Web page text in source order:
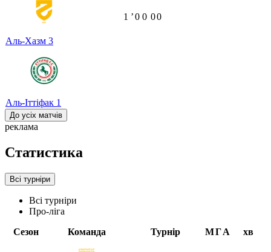
Аль-Хазм 3
Аль-Іттіфак 1
1 ʼ0 0 00
До усіх матчів
реклама
Статистика
Всі турніри
Всі турніри
Про-ліга
Сезон
Команда Турнір МГА хв